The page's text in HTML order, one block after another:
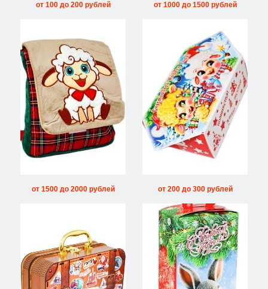
от 100 до 200 рублей от 1000 до 1500 рублей
от 1500 до 2000 рублей от 200 до 300 рублей